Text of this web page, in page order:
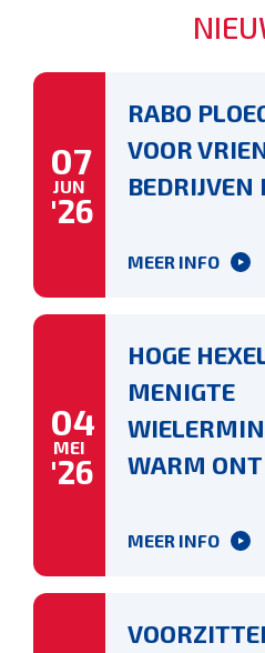
07
JUN
'26
RABO
VOOR
BEDRIJVEN
MEER INFO
04
MEI
'26
HOGE
MENIGTE
WARM
MEER INFO